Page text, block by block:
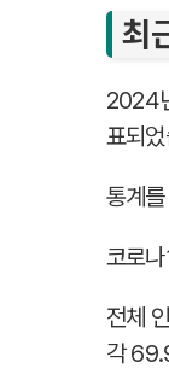
최
2024
표되
통계
코로
전체
각